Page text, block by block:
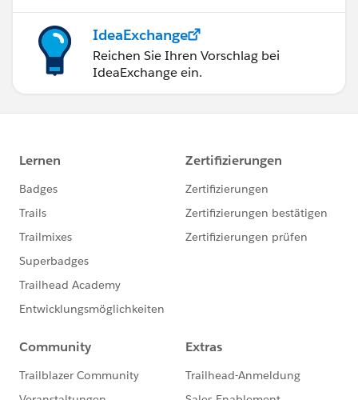
IdeaExchange
Reichen Sie Ihren Vorschlag bei
IdeaExchange ein.